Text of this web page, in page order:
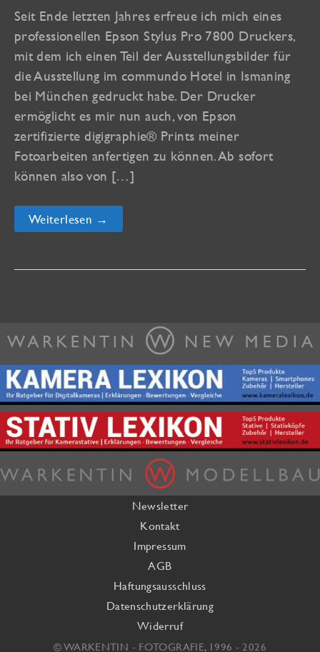
Seit Ende letzten Jahres erfreue ich mich eines
professionellen Epson Stylus Pro 7800 Druckers,
mit dem ich einen Teil der Ausstellungsbilder für
die Ausstellung im commundo Hotel in Ismaning
bei München gedruckt habe. Der Drucker
ermöglicht es mir nun auch, von Epson
zertifizierte digigraphie® Prints meiner
Fotoarbeiten anfertigen zu können. Ab sofort
können also von […]
Epson
digigraphie®
Weiterlesen →
Newsletter
Kontakt
Impressum
AGB
Haftungsausschluss
Datenschutzerklärung
Widerruf
© WARKENTIN - FOTOGRAFIE, 1996 - 2026